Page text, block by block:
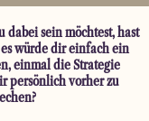
dabei sein möchtest, hast
würde dir einfach ein
einmal die Strategie
persönlich vorher zu